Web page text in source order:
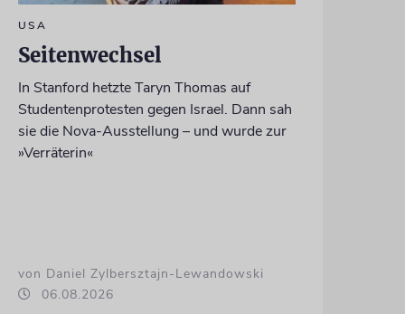
USA
Seitenwechsel
In Stanford hetzte Taryn Thomas auf
Studentenprotesten gegen Israel. Dann sah
sie die Nova-Ausstellung – und wurde zur
»Verräterin«
von Daniel Zylbersztajn-Lewandowski
06.08.2026